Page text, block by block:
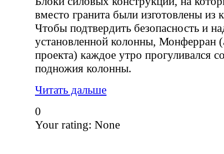
вместо гранита были изготовлены из
Чтобы подтвердить безопасность и
установленной колонны, Монферран
проекта) каждое утро прогуливался
подножия колонны.
Читать дальше
0
Your rating: None